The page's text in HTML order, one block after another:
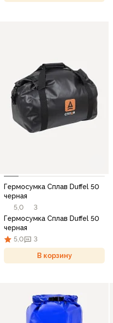
Гермосумка Сплав Duffel 50
черная
5,0
3
Гермосумка Сплав Duffel 50
черная
5,0
3
В корзину